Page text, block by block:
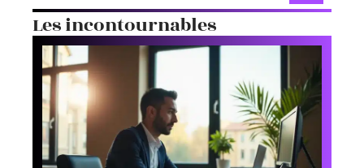
Les incontournables